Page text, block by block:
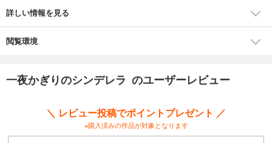
■ローリー・フォスター絶賛！ ジュールズ・ベネットが贈る、すべてが想
セス』、『王子様に恋したナニー』の関連作です。
詳しい情報を見る
閲覧環境
一夜かぎりのシンデレラ のユーザーレビュー
＼ レビュー投稿でポイントプレゼント ／
※購入済みの作品が対象となります